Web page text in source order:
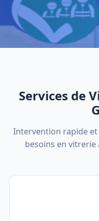
Services de
Intervention rapide
besoins en vitrerie